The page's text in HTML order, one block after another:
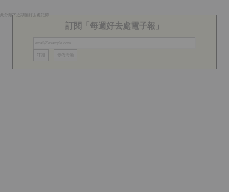
此分類下近期無好去處記錄
訂閱「每週好去處電子報」